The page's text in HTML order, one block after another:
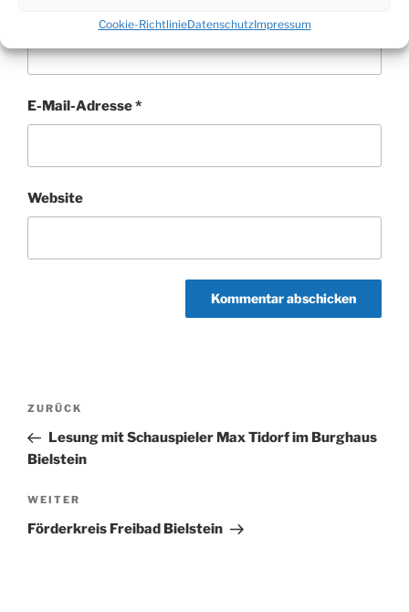
Cookie-RichtlinieDatenschutzImpressum
E-Mail-Adresse*
Website
Beitragsnavigation
Vorheriger
Beitrag
ZURÜCK
Lesung mit Schauspieler Max Tidorf im Burghaus
Bielstein
Nächster
Beitrag
WEITER
Förderkreis Freibad Bielstein